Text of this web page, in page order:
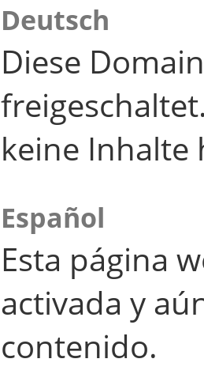
Deutsch
Diese
keine Inhalte
Español
Esta página
activada y
contenido.